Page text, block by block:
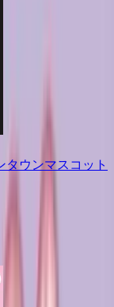
ウンマスコット